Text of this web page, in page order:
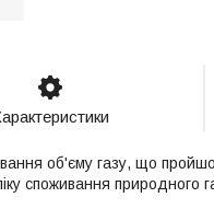
об'єму газу, що
споживання природного